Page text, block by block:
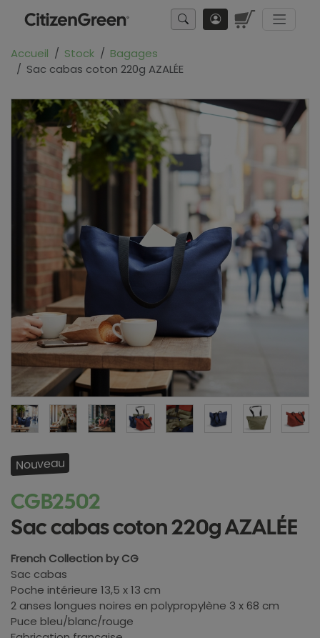
Accueil Stock
Bagages
Sac cabas coton 220g AZALÉE
Nouveau
CGB2502
Sac cabas coton 220g AZALÉE
French Collection by CG
Sac cabas
Poche intérieure 13,5 x 13 cm
2 anses longues noires en polypropylène 3 x 68 cm
Puce bleu/blanc/rouge